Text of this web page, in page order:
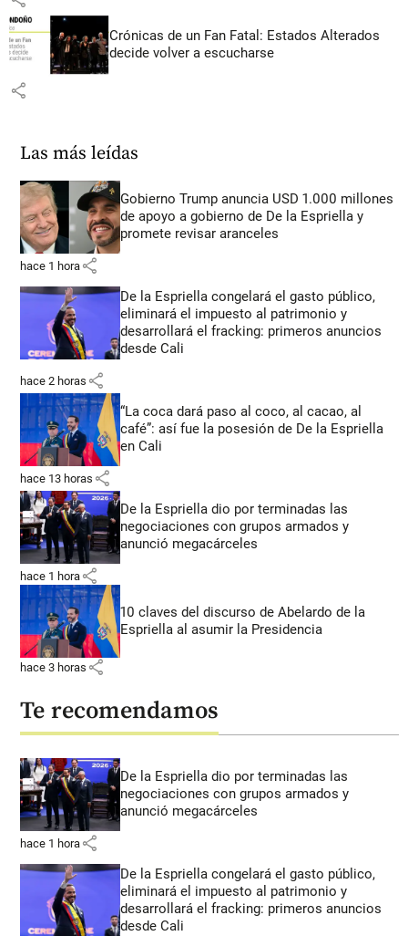
Crónicas de un Fan Fatal: Estados Alterados
decide volver a escucharse
share
Las más leídas
Gobierno Trump anuncia USD 1.000 millones
de apoyo a gobierno de De la Espriella y
promete revisar aranceles
hace 1 hora share
De la Espriella congelará el gasto público,
eliminará el impuesto al patrimonio y
desarrollará el fracking: primeros anuncios
desde Cali
hace 2 horas share
“La coca dará paso al coco, al cacao, al
café”: así fue la posesión de De la Espriella
en Cali
hace 13 horas share
De la Espriella dio por terminadas las
negociaciones con grupos armados y
anunció megacárceles
hace 1 hora share
10 claves del discurso de Abelardo de la
Espriella al asumir la Presidencia
hace 3 horas share
Te recomendamos
De la Espriella dio por terminadas las
negociaciones con grupos armados y
anunció megacárceles
hace 1 hora share
De la Espriella congelará el gasto público,
eliminará el impuesto al patrimonio y
desarrollará el fracking: primeros anuncios
desde Cali